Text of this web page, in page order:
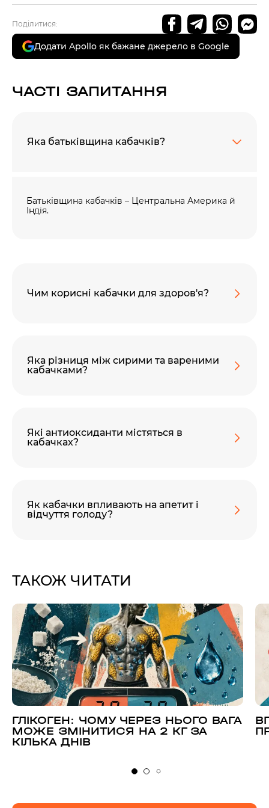
Поділитися:
Додати Apollo як бажане джерело в Google
ЧАСТІ ЗАПИТАННЯ
Яка батьківщина кабачків?
Батьківщина кабачків – Центральна Америка й
Індія.
Чим корисні кабачки для здоров'я?
Яка різниця між сирими та вареними
кабачками?
Які антиоксиданти містяться в
кабачках?
Як кабачки впливають на апетит і
відчуття голоду?
ТАКОЖ ЧИТАТИ
ГЛІКОГЕН: ЧОМУ ЧЕРЕЗ НЬОГО ВАГА
МОЖЕ ЗМІНИТИСЯ НА 2 КГ ЗА
КІЛЬКА ДНІВ